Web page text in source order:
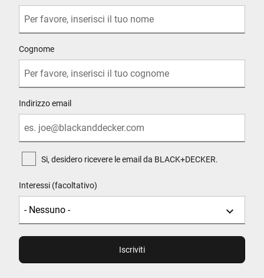
Cognome
Indirizzo email
Si, desidero ricevere le email da BLACK+DECKER.
Interessi (facoltativo)